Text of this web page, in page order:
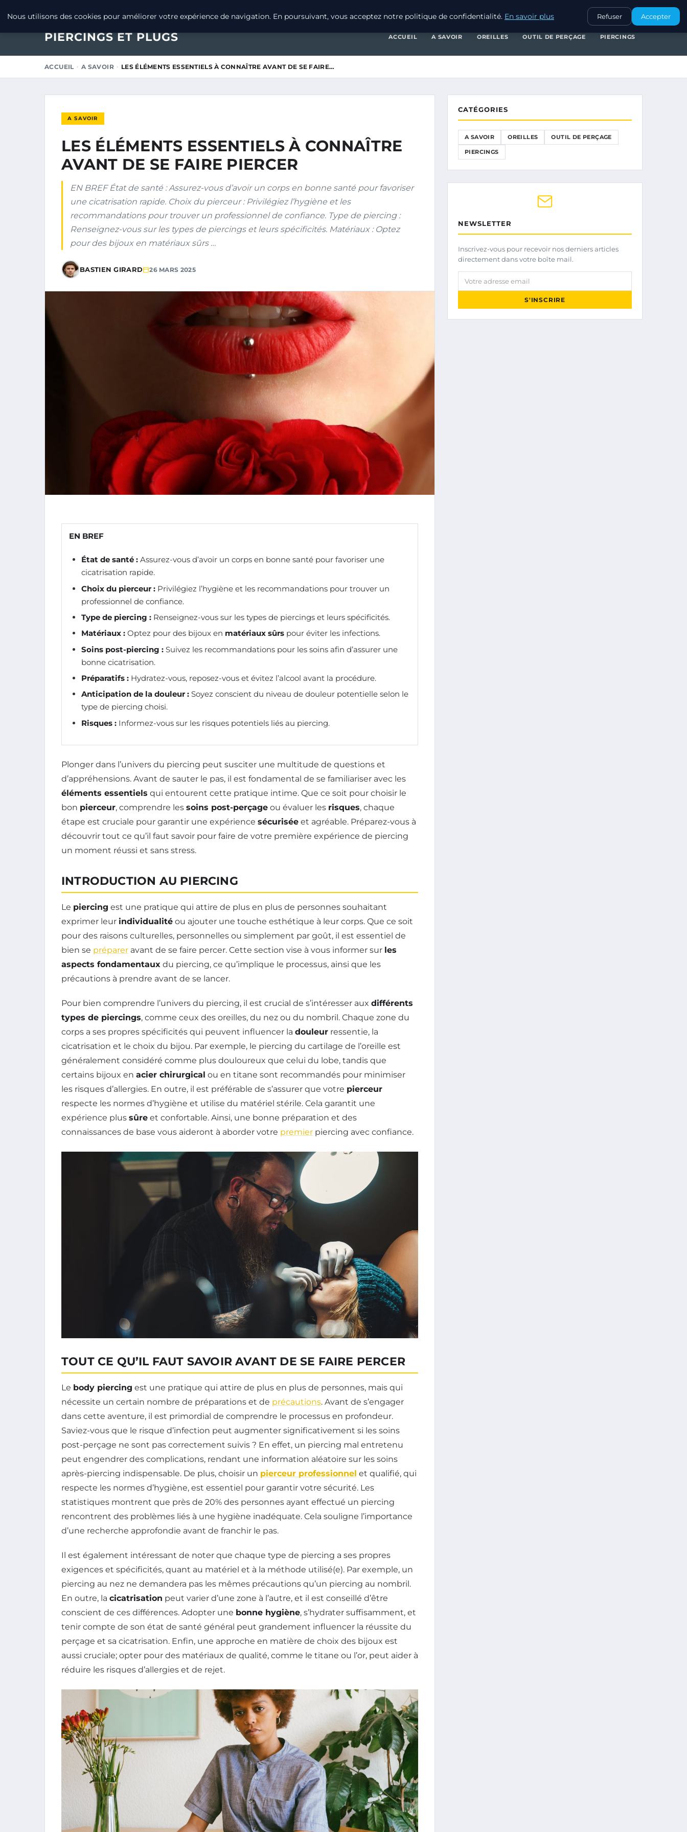
OUTIL DE PERÇAGEPIERCINGS
PIERCINGS ET PLUGS ACCUEIL A SAVOIR OREILLES OUTIL DE PERÇAGE PIERCINGS
ACCUEIL A SAVOIR LES ÉLÉMENTS ESSENTIELS À CONNAÎTRE AVANT DE SE FAIRE…
A SAVOIR
LES ÉLÉMENTS ESSENTIELS À CONNAÎTRE
AVANT DE SE FAIRE PIERCER
EN BREF État de santé : Assurez-vous d’avoir un corps en bonne santé pour favoriser
une cicatrisation rapide. Choix du pierceur : Privilégiez l’hygiène et les
recommandations pour trouver un professionnel de confiance. Type de piercing :
Renseignez-vous sur les types de piercings et leurs spécificités. Matériaux : Optez
pour des bijoux en matériaux sûrs …
BASTIEN GIRARD 26 MARS 2025
EN BREF
État de santé : Assurez-vous d’avoir un corps en bonne santé pour favoriser une
cicatrisation rapide.
Choix du pierceur : Privilégiez l’hygiène et les recommandations pour trouver un
professionnel de confiance.
Type de piercing : Renseignez-vous sur les types de piercings et leurs spécificités.
Matériaux : Optez pour des bijoux en matériaux sûrs pour éviter les infections.
Soins post-piercing : Suivez les recommandations pour les soins afin d’assurer une
bonne cicatrisation.
Préparatifs : Hydratez-vous, reposez-vous et évitez l’alcool avant la procédure.
Anticipation de la douleur : Soyez conscient du niveau de douleur potentielle selon le
type de piercing choisi.
Risques : Informez-vous sur les risques potentiels liés au piercing.
Plonger dans l’univers du piercing peut susciter une multitude de questions et
d’appréhensions. Avant de sauter le pas, il est fondamental de se familiariser avec les
éléments essentiels qui entourent cette pratique intime. Que ce soit pour choisir le
bon pierceur, comprendre les soins post-perçage ou évaluer les risques, chaque
étape est cruciale pour garantir une expérience sécurisée et agréable. Préparez-vous à
découvrir tout ce qu’il faut savoir pour faire de votre première expérience de piercing
un moment réussi et sans stress.
INTRODUCTION AU PIERCING
Le piercing est une pratique qui attire de plus en plus de personnes souhaitant
exprimer leur individualité ou ajouter une touche esthétique à leur corps. Que ce soit
pour des raisons culturelles, personnelles ou simplement par goût, il est essentiel de
bien se préparer avant de se faire percer. Cette section vise à vous informer sur les
aspects fondamentaux du piercing, ce qu’implique le processus, ainsi que les
précautions à prendre avant de se lancer.
Pour bien comprendre l’univers du piercing, il est crucial de s’intéresser aux différents
types de piercings, comme ceux des oreilles, du nez ou du nombril. Chaque zone du
corps a ses propres spécificités qui peuvent influencer la douleur ressentie, la
cicatrisation et le choix du bijou. Par exemple, le piercing du cartilage de l’oreille est
généralement considéré comme plus douloureux que celui du lobe, tandis que
certains bijoux en acier chirurgical ou en titane sont recommandés pour minimiser
les risques d’allergies. En outre, il est préférable de s’assurer que votre pierceur
respecte les normes d’hygiène et utilise du matériel stérile. Cela garantit une
expérience plus sûre et confortable. Ainsi, une bonne préparation et des
connaissances de base vous aideront à aborder votre premier piercing avec confiance.
TOUT CE QU’IL FAUT SAVOIR AVANT DE SE FAIRE PERCER
Le body piercing est une pratique qui attire de plus en plus de personnes, mais qui
nécessite un certain nombre de préparations et de précautions. Avant de s’engager
dans cette aventure, il est primordial de comprendre le processus en profondeur.
Saviez-vous que le risque d’infection peut augmenter significativement si les soins
post-perçage ne sont pas correctement suivis ? En effet, un piercing mal entretenu
peut engendrer des complications, rendant une information aléatoire sur les soins
après-piercing indispensable. De plus, choisir un pierceur professionnel et qualifié, qui
respecte les normes d’hygiène, est essentiel pour garantir votre sécurité. Les
statistiques montrent que près de 20% des personnes ayant effectué un piercing
rencontrent des problèmes liés à une hygiène inadéquate. Cela souligne l’importance
d’une recherche approfondie avant de franchir le pas.
Il est également intéressant de noter que chaque type de piercing a ses propres
exigences et spécificités, quant au matériel et à la méthode utilisé(e). Par exemple, un
piercing au nez ne demandera pas les mêmes précautions qu’un piercing au nombril.
En outre, la cicatrisation peut varier d’une zone à l’autre, et il est conseillé d’être
conscient de ces différences. Adopter une bonne hygiène, s’hydrater suffisamment, et
tenir compte de son état de santé général peut grandement influencer la réussite du
perçage et sa cicatrisation. Enfin, une approche en matière de choix des bijoux est
aussi cruciale; opter pour des matériaux de qualité, comme le titane ou l’or, peut aider à
réduire les risques d’allergies et de rejet.
CATÉGORIES
A SAVOIR OREILLES OUTIL DE PERÇAGE
PIERCINGS
NEWSLETTER
Inscrivez-vous pour recevoir nos derniers articles
directement dans votre boîte mail.
Votre adresse email
S'INSCRIRE
Nous utilisons des cookies pour améliorer votre expérience de navigation. En poursuivant, vous acceptez notre politique de confidentialité. En savoir plus Refuser Accepter